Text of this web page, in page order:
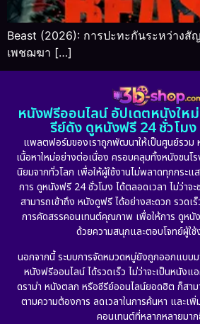
Beast (2026): การปะทะกันระหว่าง
เพชฌฆา […]
หนังฟรีออนไลน์ อัปเดตหนังให
รีย์ดัง ดูหนังฟรี 24 ชั่วโม
แพลตฟอร์มของเราถูกพัฒนาให้เป็นศูนย์รวม
เนื้อหาใหม่อย่างต่อเนื่อง ครอบคลุมทั้งหนังชนโ
นิยมจากทั่วโลก เพื่อให้ผู้ใช้งานไม่พลาดทุกกระ
การ ดูหนังฟรี 24 ชั่วโมง ได้ตลอดเวลา ไม่ว่าจ
สามารถเข้าถึง หนังดูฟรี ได้อย่างสะดวก รวด
การคัดสรรคอนเทนต์คุณภาพ เพื่อให้การ ดูหนั
ด้วยความสนุกและตอบโจทย์ผู้ใ
นอกจากนี้ ระบบการจัดหมวดหมู่ยังถูกออกแบบม
หนังฟรีออนไลน์ ได้รวดเร็ว ไม่ว่าจะเป็นหนัง
ดราม่า หนังตลก หรือซีรีย์ออนไลน์ยอดฮิต ก็สา
ตามความต้องการ ลดเวลาในการค้นหา และเพิ่
คอนเทนต์ที่หลากหลายมา